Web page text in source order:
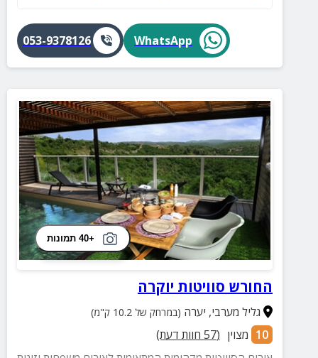
WhatsApp
053-9378126
+40 תמונות
החורש סוויטות יוקרה
גליל מערבי, יערה (במרחק של 10.2 ק"מ)
10 מצוין (
57 חוות דעת)